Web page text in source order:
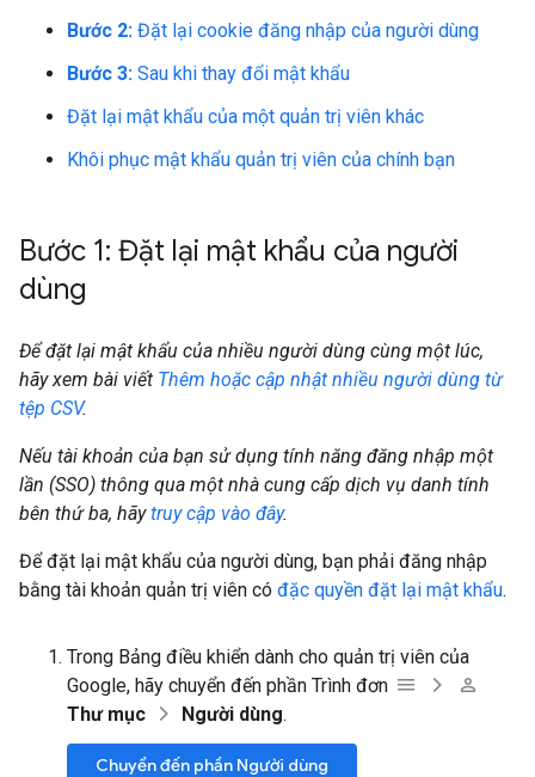
Bước 2: Đặt lại cookie đăng nhập của người dùng
Bước 3: Sau khi thay đổi mật khẩu
Đặt lại mật khẩu của một quản trị viên khác
Khôi phục mật khẩu quản trị viên của chính bạn
Bước 1: Đặt lại mật khẩu của người
dùng
Để đặt lại mật khẩu của nhiều người dùng cùng một lúc,
hãy xem bài viết Thêm hoặc cập nhật nhiều người dùng từ
tệp CSV.
Nếu tài khoản của bạn sử dụng tính năng đăng nhập một
lần (SSO) thông qua một nhà cung cấp dịch vụ danh tính
bên thứ ba, hãytruy cập vào đây.
Để đặt lại mật khẩu của người dùng, bạn phải đăng nhập
bằng tài khoản quản trị viên có đặc quyền đặt lại mật khẩu.
Trong Bảng điều khiển dành cho quản trị viên của
Google, hãy chuyển đến phần Trình đơn
Thư mục
Người dùng.
Chuyển đến phần Người dùng